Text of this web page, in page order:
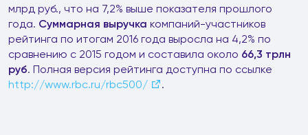
млрд руб., что на 7,2% выше показателя прошлого
года. Суммарная выручка компаний-участников
рейтинга по итогам 2016 года выросла на 4,2% по
сравнению с 2015 годом и составила около 66,3 трлн
руб. Полная версия рейтинга доступна по ссылке
http://www.rbc.ru/rbc500/
.